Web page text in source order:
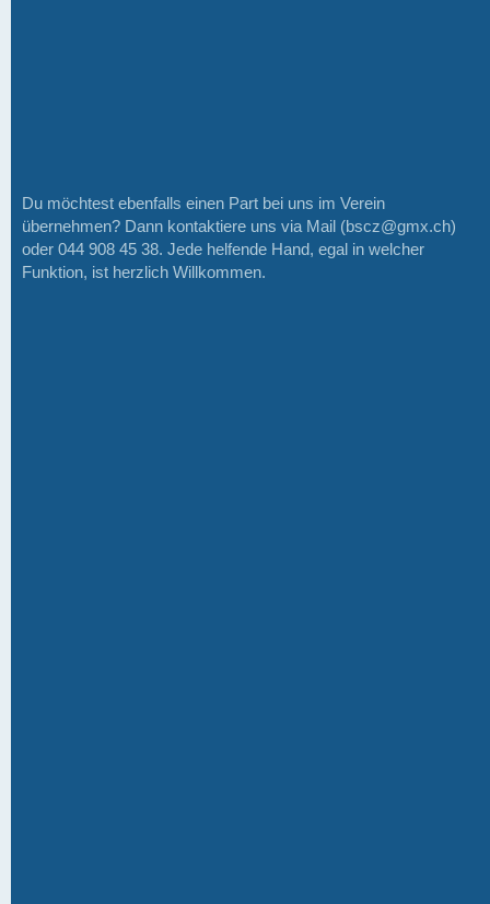
Du möchtest ebenfalls einen Part bei uns im Verein
übernehmen? Dann kontaktiere uns via Mail (bscz@gmx.ch)
oder 044 908 45 38. Jede helfende Hand, egal in welcher
Funktion, ist herzlich Willkommen.